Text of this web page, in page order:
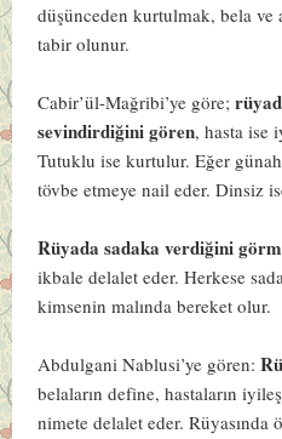
düşünceden kurtulmak, bela
tabir olunur.
Cabir’ül-Mağribi’ye göre;
sevindirdiğini gören, hasta ise
Tutuklu ise kurtulur. Eğer
tövbe etmeye nail eder. Dinsiz
Rüyada sadaka verdiğini
ikbale delalet eder. Herkese
kimsenin malında bereket olur.
Abdulgani Nablusi’ye gören:
belaların define, hastaların
nimete delalet eder. Rüyasında